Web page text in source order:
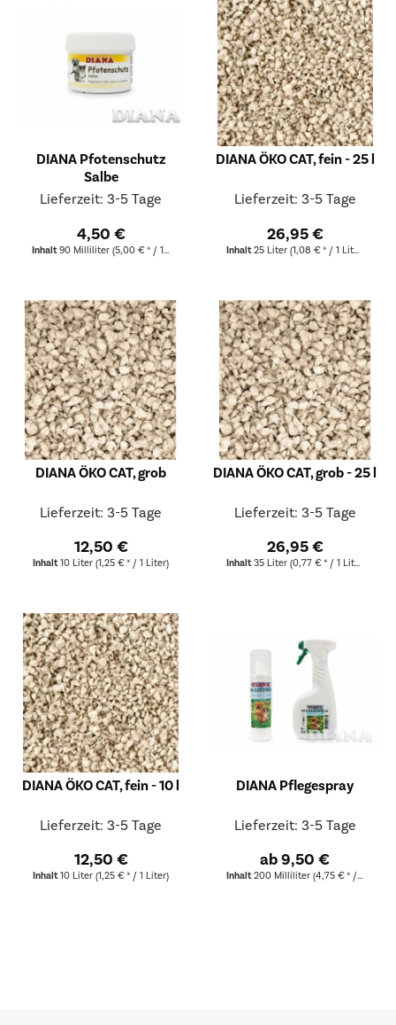
DIANA Pfotenschutz
Salbe
Lieferzeit: 3-5 Tage
4,50 €
Inhalt90 Milliliter(5,00 € * / 100 Milliliter)
DIANA ÖKO CAT, fein - 25 l
Lieferzeit: 3-5 Tage
26,95 €
Inhalt25 Liter (1,08 € * / 1 Liter)
DIANA ÖKO CAT, grob
Lieferzeit: 3-5 Tage
12,50 €
Inhalt10 Liter(1,25 € * / 1 Liter)
DIANA ÖKO CAT, grob - 25 l
Lieferzeit: 3-5 Tage
26,95 €
Inhalt35 Liter (0,77 € * / 1 Liter)
DIANA ÖKO CAT, fein - 10 l
Lieferzeit: 3-5 Tage
12,50 €
Inhalt10 Liter(1,25 € * / 1 Liter)
DIANA Pflegespray
Lieferzeit: 3-5 Tage
ab 9,50 €
Inhalt200 Milliliter (4,75 € * / 100 Milliliter)